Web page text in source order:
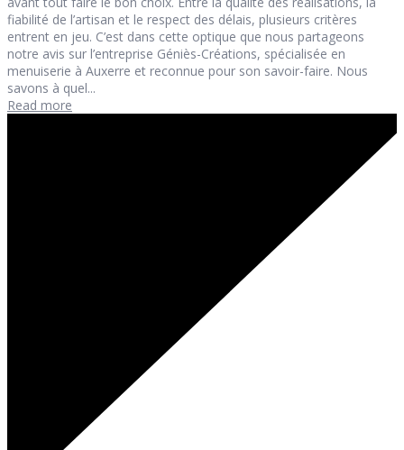
fiabilité de l’artisan et le respect des délais, plusieurs critères
entrent en jeu. C’est dans cette optique que nous partageons
notre avis sur l’entreprise Géniès-Créations, spécialisée en
menuiserie à Auxerre et reconnue pour son savoir-faire. Nous
savons à quel...
Read more